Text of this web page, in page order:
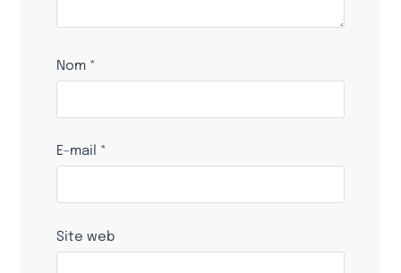
Nom *
E-mail *
Site web